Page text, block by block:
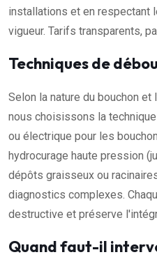
installations et en respectant
vigueur. Tarifs transparents,
Techniques de
Selon la nature du bouchon
nous choisissons la
ou électrique pour les
hydrocurage haute pression
dépôts graisseux ou
diagnostics complexes.
destructive et préserve
Quand faut-il